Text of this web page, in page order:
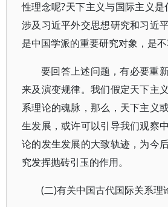
性理念呢?天下主义与国际主义是
涉及习近平外交思想研究和习近
是中国学派的重要研究对象，是不
要回答上述问题，有必要重
来及演变规律。我们假定天下主
系理论的魂脉，那么，天下主义
生发展，或许可以引导我们观察
论的发生发展的大致轨迹，为今
究发挥抛砖引玉的作用。
(二)有关中国古代国际关系理